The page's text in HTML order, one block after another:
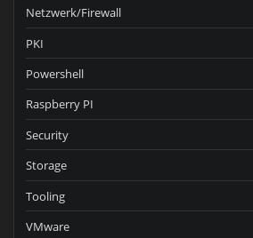
Netzwerk/Firewall
PKI
Powershell
Raspberry PI
Security
Storage
Tooling
VMware